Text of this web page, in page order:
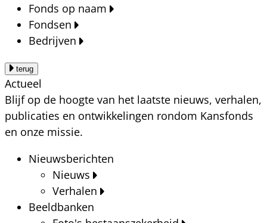
Fonds op naam
Fondsen
Bedrijven
terug
Actueel
Blijf op de hoogte van het laatste nieuws, verhalen,
publicaties en ontwikkelingen rondom Kansfonds
en onze missie.
Nieuwsberichten
Nieuws
Verhalen
Beeldbanken